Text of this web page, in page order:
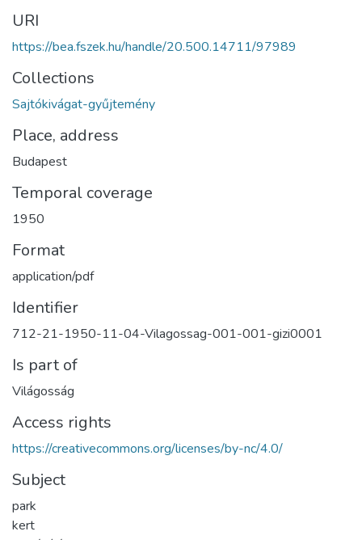
URI
https://bea.fszek.hu/handle/20.500.14711/97989
Collections
Sajtókivágat-gyűjtemény
Place, address
Budapest
Temporal coverage
1950
Format
application/pdf
Identifier
712-21-1950-11-04-Vilagossag-001-001-gizi0001
Is part of
Világosság
Access rights
https://creativecommons.org/licenses/by-nc/4.0/
Subject
park
kert